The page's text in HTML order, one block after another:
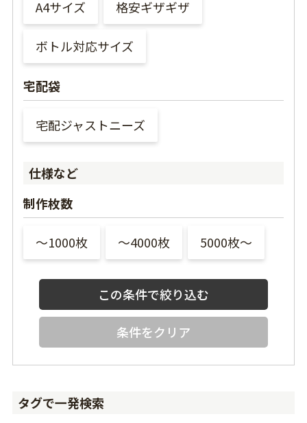
A4サイズ 格安ギザギザ
ボトル対応サイズ
宅配袋
宅配ジャストニーズ
仕様など
制作枚数
〜1000枚 〜4000枚 5000枚〜
条件をクリア
タグで一発検索